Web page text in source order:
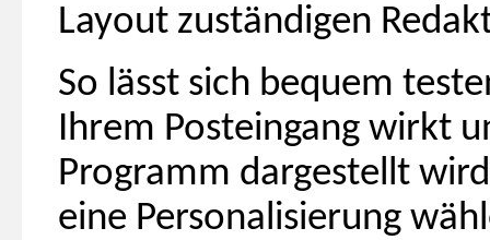
Layout zuständigen
So lässt sich bequem
Ihrem Posteingang wirkt
Programm dargestellt
eine Personalisierung